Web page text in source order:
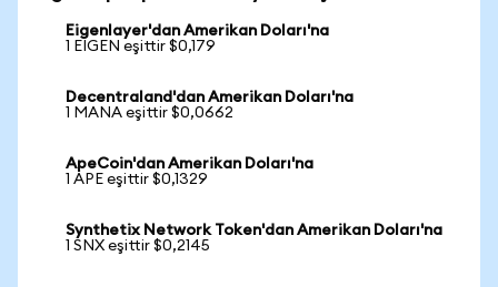
Eigenlayer'dan Amerikan Doları'na
1 EIGEN eşittir $0,179
Decentraland'dan Amerikan Doları'na
1 MANA eşittir $0,0662
ApeCoin'dan Amerikan Doları'na
1 APE eşittir $0,1329
Synthetix Network Token'dan Amerikan Doları'na
1 SNX eşittir $0,2145